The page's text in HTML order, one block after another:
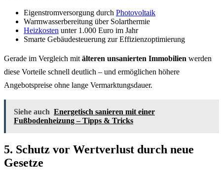
Eigenstromversorgung durch Photovoltaik
Warmwasserbereitung über Solarthermie
Heizkosten unter 1.000 Euro im Jahr
Smarte Gebäudesteuerung zur Effizienzoptimierung
Gerade im Vergleich mit älteren unsanierten Immobilien werden
diese Vorteile schnell deutlich – und ermöglichen höhere
Angebotspreise ohne lange Vermarktungsdauer.
Siehe auch Energetisch sanieren mit einer
Fußbodenheizung – Tipps & Tricks
5. Schutz vor Wertverlust durch neue
Gesetze